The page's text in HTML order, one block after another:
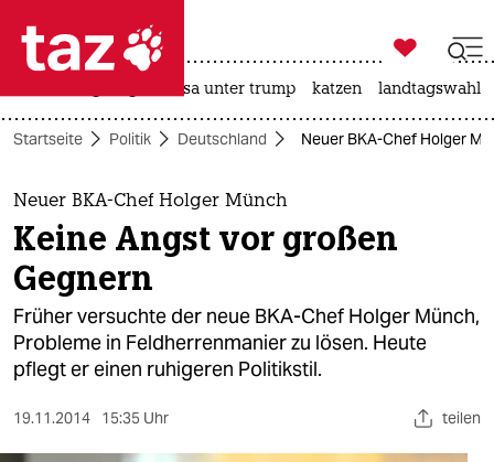
 taz zahl ich
taz zahl ich
themen
politik
öko
gesellschaft
sport

taz zahl ich
usa unter trump katzen landtagswahl
Startseite Politik Deutschland Neuer BKA-Chef Holger
Neuer BKA-Chef Holger Münch
Keine Angst vor großen
Gegnern
Früher versuchte der neue BKA-Chef Holger Münch,
Probleme in Feldherrenmanier zu lösen. Heute
pflegt er einen ruhigeren Politikstil.
19.11.2014 15:35 Uhr teilen